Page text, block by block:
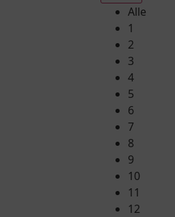
Alle
1
2
3
4
5
6
7
8
9
10
11
12